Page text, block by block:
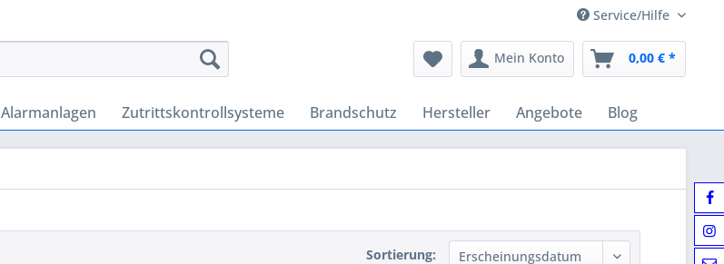
Service/Hilfe
Mein Konto 0,00 € *
Alarmanlagen Zutrittskontrollsysteme Brandschutz Hersteller Angebote Blog
Sortierung: